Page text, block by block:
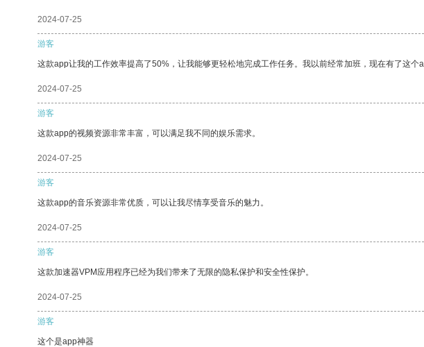
2024-07-25
游客
这款app让我的工作效率提高了50%，让我能够更轻松地完成工作任务。我以前经常加班，现在有了这个
2024-07-25
游客
这款app的视频资源非常丰富，可以满足我不同的娱乐需求。
2024-07-25
游客
这款app的音乐资源非常优质，可以让我尽情享受音乐的魅力。
2024-07-25
游客
这款加速器VPM应用程序已经为我们带来了无限的隐私保护和安全性保护。
2024-07-25
游客
这个是app神器